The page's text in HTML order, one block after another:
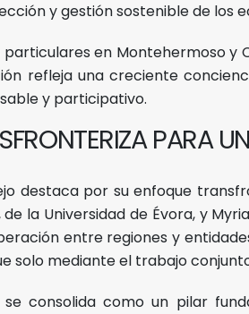
y gestión sostenible de los
en Montehermoso
refleja una creciente
y participativo.
PARA
destaca por su enfoque
la Universidad de Évora, y
entre regiones y
solo mediante el trabajo
consolida como un pilar